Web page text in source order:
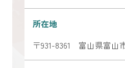
所在地
〒931-8361 富山県富山